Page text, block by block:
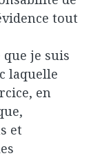
tout
je suis
laquelle
en
et